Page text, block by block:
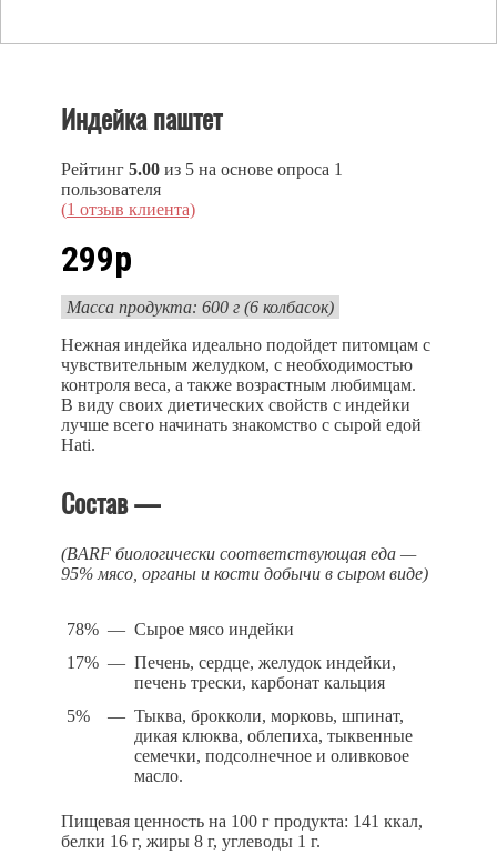
Индейка паштет
Рейтинг 5.00 из 5 на основе опроса 1
пользователя
(1 отзыв клиента)
299р
Масса продукта: 600 г (6 колбасок)
Нежная индейка идеально подойдет питомцам с
чувствительным желудком, с необходимостью
контроля веса, а также возрастным любимцам.
В виду своих диетических свойств с индейки
лучше всего начинать знакомство с сырой едой
Hati.
Состав —
(BARF биологически соответствующая еда —
95% мясо, органы и кости добычи в сыром виде)
78% — Сырое мясо индейки
17% — Печень, сердце, желудок индейки,
печень трески, карбонат кальция
5%
— Тыква, брокколи, морковь, шпинат,
дикая клюква, облепиха, тыквенные
семечки, подсолнечное и оливковое
масло.
Пищевая ценность на 100 г продукта: 141 ккал,
белки 16 г, жиры 8 г, углеводы 1 г.